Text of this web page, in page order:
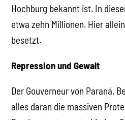
Hochburg bekannt ist. In
etwa zehn Millionen. Hier
besetzt.
Repression und Gewalt
Der Gouverneur von Paraná,
alles daran die massiven